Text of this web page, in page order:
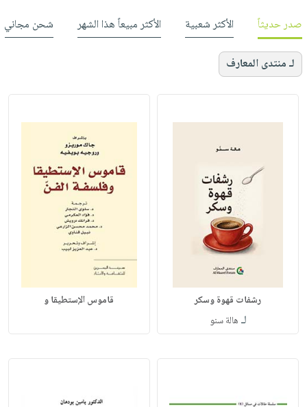
صدر حديثاً الأكثر شعبية الأكثر مبيعاً هذا الشهر شحن مجاني
لـ منتدى المعارف
رشفات قهوة وسكر
لـ هالة سنو
قاموس الإستطيقا و